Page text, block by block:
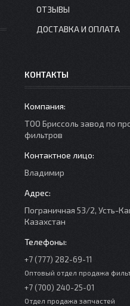
ОТЗЫВЫ
ДОСТАВКА И ОПЛАТА
КОНТАКТЫ
ТОО Бриссоль завод по
фильтров
Владимир
Пограничная 53/2, Усть-
Казахстан
+7 (777) 282-69-11
Оптовый отдел продажа
+7 (700) 240-25-01
Отдел продажа запчастей